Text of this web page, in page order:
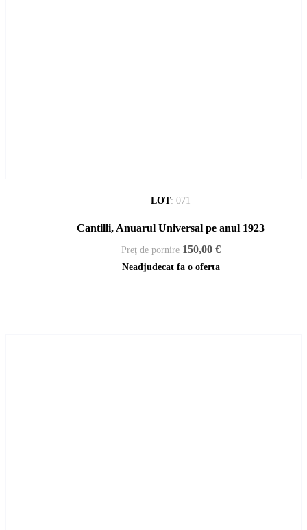
LOT: 071
Cantilli, Anuarul Universal pe anul 1923
Preţ de pornire 150,00 €
Neadjudecat fa o oferta